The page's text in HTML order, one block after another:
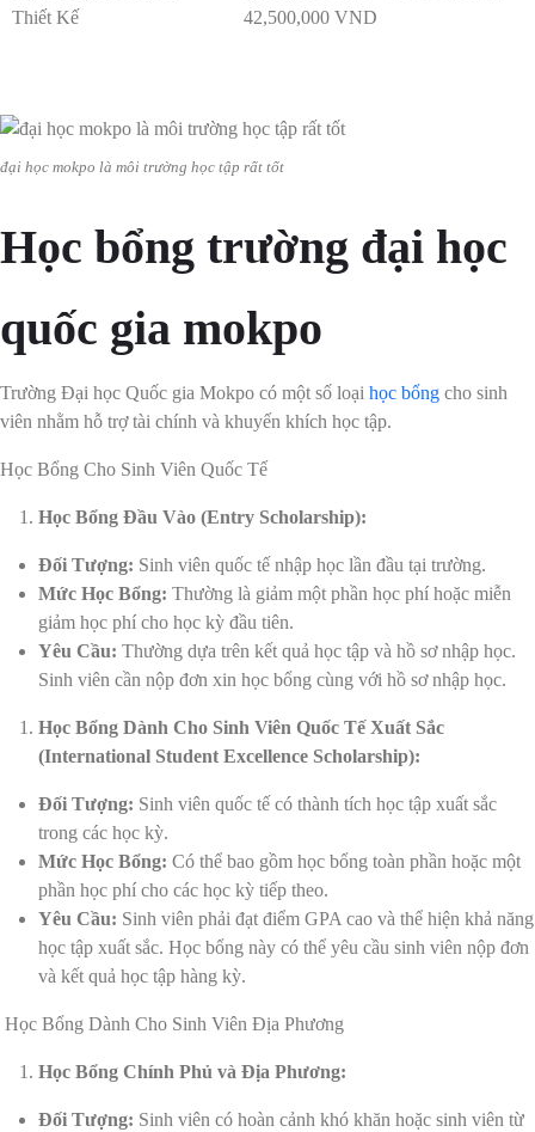
Thiết Kế
42,500,000 VND
đại học mokpo là môi trường học tập rất tốt
Học bổng trường đại học
quốc gia mokpo
Trường Đại học Quốc gia Mokpo có một số loại học bổng cho sinh
viên nhằm hỗ trợ tài chính và khuyến khích học tập.
Học Bổng Cho Sinh Viên Quốc Tế
Học Bổng Đầu Vào (Entry Scholarship):
Đối Tượng: Sinh viên quốc tế nhập học lần đầu tại trường.
Mức Học Bổng: Thường là giảm một phần học phí hoặc miễn
giảm học phí cho học kỳ đầu tiên.
Yêu Cầu: Thường dựa trên kết quả học tập và hồ sơ nhập học.
Sinh viên cần nộp đơn xin học bổng cùng với hồ sơ nhập học.
Học Bổng Dành Cho Sinh Viên Quốc Tế Xuất Sắc
(International Student Excellence Scholarship):
Đối Tượng: Sinh viên quốc tế có thành tích học tập xuất sắc
trong các học kỳ.
Mức Học Bổng: Có thể bao gồm học bổng toàn phần hoặc một
phần học phí cho các học kỳ tiếp theo.
Yêu Cầu: Sinh viên phải đạt điểm GPA cao và thể hiện khả năng
học tập xuất sắc. Học bổng này có thể yêu cầu sinh viên nộp đơn
và kết quả học tập hàng kỳ.
Học Bổng Dành Cho Sinh Viên Địa Phương
Học Bổng Chính Phủ và Địa Phương:
Đối Tượng: Sinh viên có hoàn cảnh khó khăn hoặc sinh viên từ